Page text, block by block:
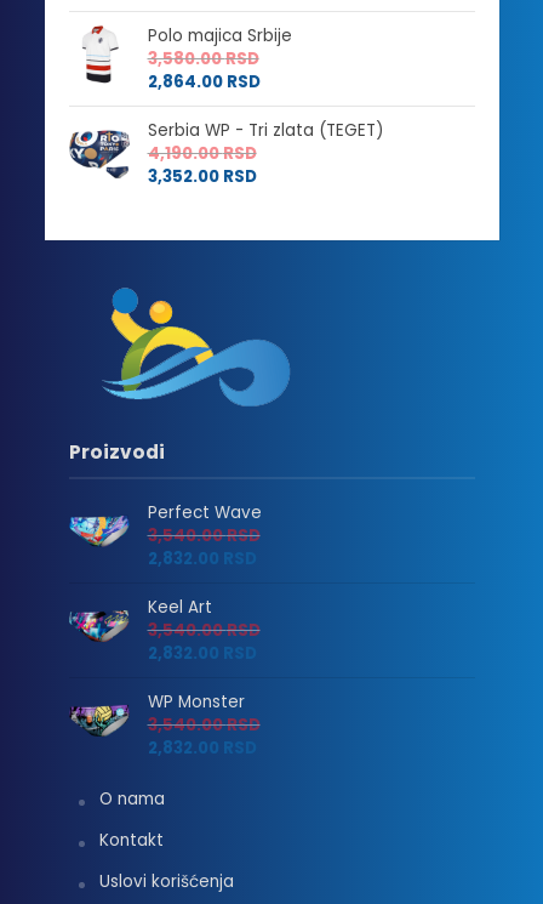
Polo majica Srbije
3,580.00RSD
2,864.00 RSD
Serbia WP - Tri zlata (TEGET)
4,190.00RSD
3,352.00 RSD
Proizvodi
Perfect Wave
3,540.00RSD
2,832.00 RSD
Keel Art
3,540.00RSD
2,832.00 RSD
WP Monster
3,540.00RSD
2,832.00 RSD
O nama
Kontakt
Uslovi korišćenja